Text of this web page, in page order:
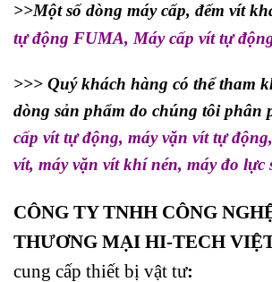
>>Một số dòng máy cấp, đếm vít
tự động FUMA,Máy cấp vít tự
>>> Quý khách hàng có thể tham
dòng sản phẩm do chúng tôi phân
cấp vít tự động, máy vặn vít tự động,
vít, máy vặn vít khí nén, máy đo lực
CÔNG TY TNHH CÔNG
THƯƠNG MẠI HI-TECH
cung cấp thiết bị vật tư: